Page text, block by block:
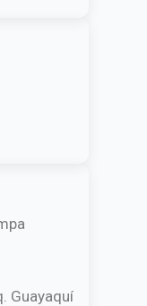
Guayaquí